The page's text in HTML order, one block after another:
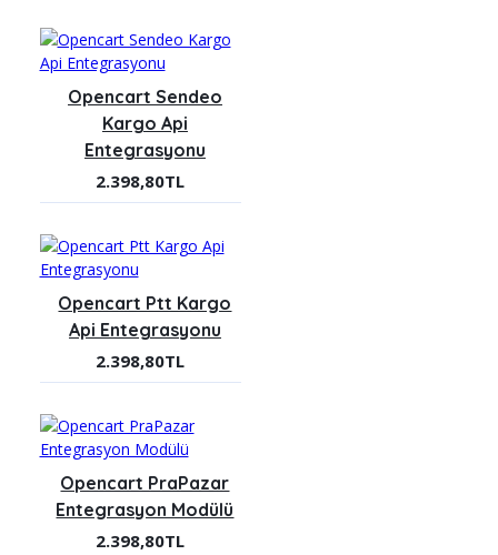
Opencart Sendeo
Kargo Api
Entegrasyonu
2.398,80TL
Opencart Ptt Kargo
Api Entegrasyonu
2.398,80TL
Opencart PraPazar
Entegrasyon Modülü
2.398,80TL